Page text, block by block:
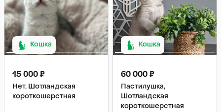
Кошка
15 000 ₽
Нет, Шотландская
короткошерстная
Кошка
60 000 ₽
Пастилушка,
Шотландская
короткошерстная